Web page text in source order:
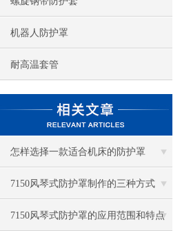
机器人防护罩
耐高温套管
怎样选择一款适合机床的防护罩
7150风琴式防护罩制作的三种方式
7150风琴式防护罩的应用范围和特点